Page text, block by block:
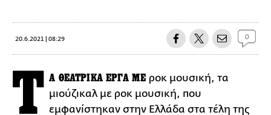
20.6.2021 | 08:29 0
Τ Α ΘΕΑΤΡΙΚΑ ΕΡΓΑ ΜΕ ροκ μουσική, τα
μιούζικαλ με ροκ μουσική, που
εμφανίστηκαν στην Ελλάδα στα τέλη της